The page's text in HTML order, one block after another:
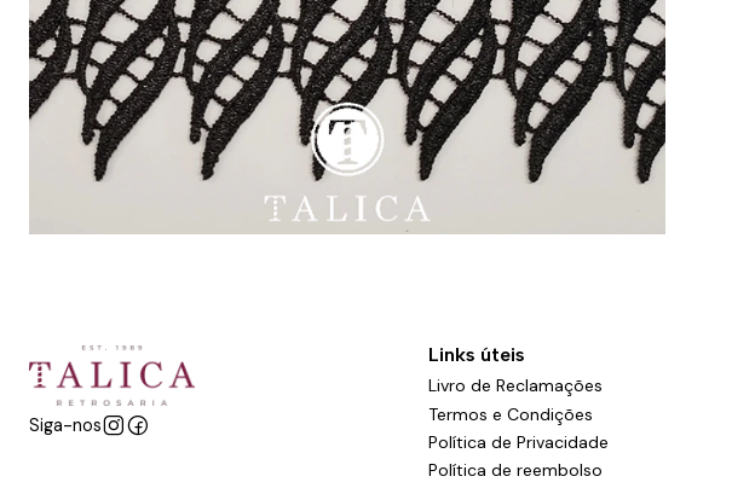
Siga-nos
Links úteis
Livro de Reclamações
Termos e Condições
Política de Privacidade
Política de reembolso